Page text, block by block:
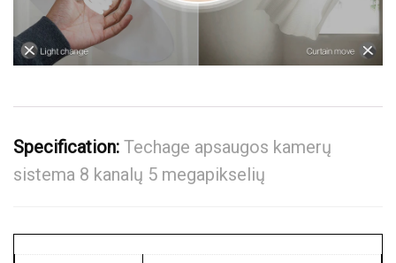
Specification: Techage apsaugos kamerų
sistema 8 kanalų 5 megapikselių